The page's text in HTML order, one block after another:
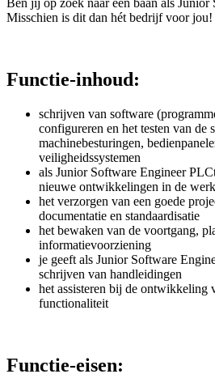
Ben jij op zoek naar een baan als
Misschien is dit dan hét bedrijf voor jou!
Functie-inhoud:
schrijven van software
configureren en het testen van de
machinebesturingen,
veiligheidssystemen
als Junior Software Engineer
nieuwe ontwikkelingen in de
het verzorgen van een goede
documentatie en standaardisatie
het bewaken van de voortgang,
informatievoorziening
je geeft als Junior Software
schrijven van handleidingen
het assisteren bij de ontwikkeling
functionaliteit
Functie-eisen: